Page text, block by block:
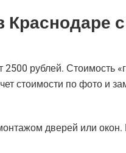
Краснодаре
рублей. Стоимость
стоимости по фото и
дверей или